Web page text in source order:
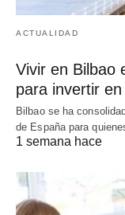
ACTUALIDAD
Vivir en Bilbao
para invertir
Bilbao se ha
de España para
1 semana hace